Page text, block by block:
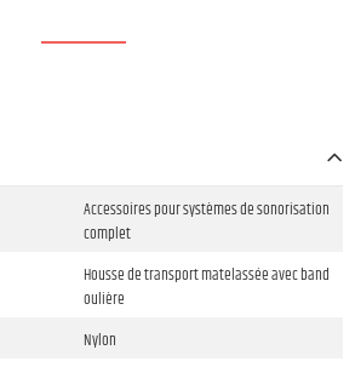
Accessoires pour systèmes de sonorisation
complet
Housse de transport matelassée avec band
oulière
Nylon